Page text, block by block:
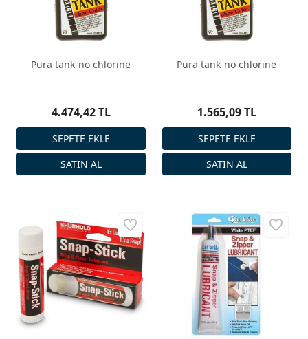
Pura tank-no chlorine
4.474,42 TL
Pura tank-no chlorine
1.565,09 TL